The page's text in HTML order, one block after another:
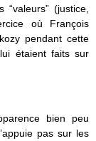
(justice,
où François
pendant cette
étaient faits sur
bien peu
pas sur les